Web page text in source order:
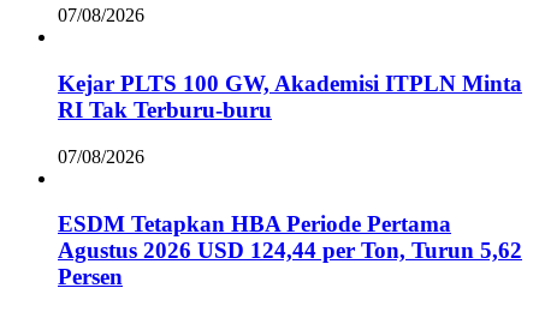
07/08/2026
Kejar PLTS 100 GW, Akademisi ITPLN Minta
RI Tak Terburu-buru
07/08/2026
ESDM Tetapkan HBA Periode Pertama
Agustus 2026 USD 124,44 per Ton, Turun 5,62
Persen